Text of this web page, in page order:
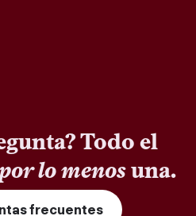
Todo el
lo menosuna.
frecuentes